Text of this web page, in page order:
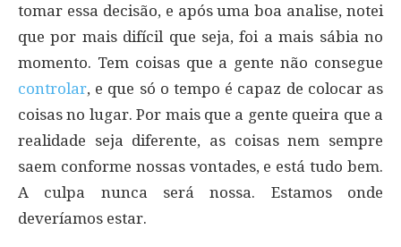
tomar essa decisão, e após uma boa analise, notei
que por mais difícil que seja, foi a mais sábia no
momento. Tem coisas que a gente não consegue
controlar, e que só o tempo é capaz de colocar as
coisas no lugar. Por mais que a gente queira que a
realidade seja diferente, as coisas nem sempre
saem conforme nossas vontades, e está tudo bem.
A culpa nunca será nossa. Estamos onde
deveríamos estar.